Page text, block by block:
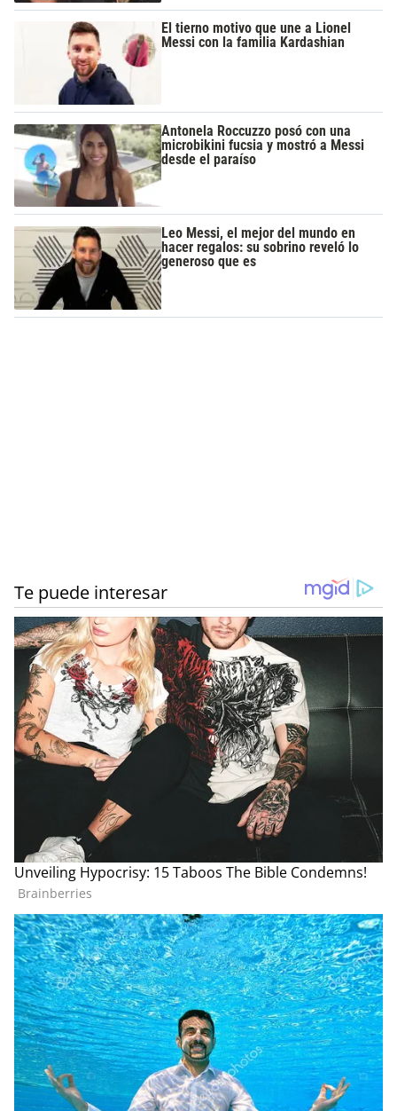
El tierno motivo que une a Lionel
Messi con la familia Kardashian
Antonela Roccuzzo posó con una
microbikini fucsia y mostró a Messi
desde el paraíso
Leo Messi, el mejor del mundo en
hacer regalos: su sobrino reveló lo
generoso que es